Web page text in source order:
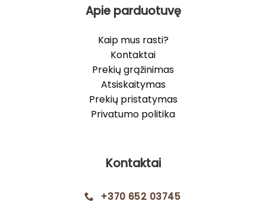
Apie parduotuvę
Kaip mus rasti?
Kontaktai
Prekių grąžinimas
Atsiskaitymas
Prekių pristatymas
Privatumo politika
Kontaktai
+370 652 03745